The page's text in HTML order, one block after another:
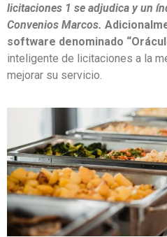
licitaciones 1 se adjudica y un
Convenios Marcos.
software denominado
inteligente de licitaciones a la
mejorar su servicio.